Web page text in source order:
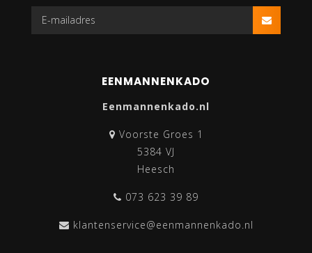
EENMANNENKADO
Eenmannenkado.nl
Voorste Groes 1
5384 VJ
Heesch
073 623 39 89
klantenservice@eenmannenkado.nl